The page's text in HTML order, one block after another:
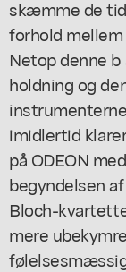
skæmme de
forhold
Netop denne
holdning og
imidlertid
på ODEON
begyndelsen
Bloch-
mere